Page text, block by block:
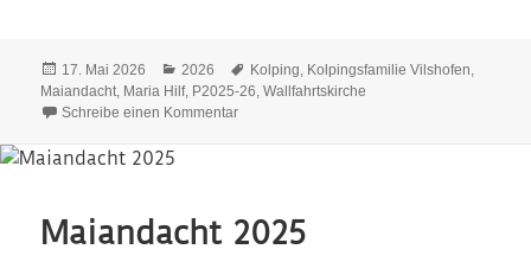
Veröffentlicht
am
17. Mai 2026 Kategorien
2026 Schlagwörter
Kolping, Kolpingsfamilie Vilshofen,
Maiandacht, Maria Hilf, P2025-26,Wallfahrtskirche
Schreibe einen Kommentarzu Ergreifende Maiandacht in der
Maiandacht 2025